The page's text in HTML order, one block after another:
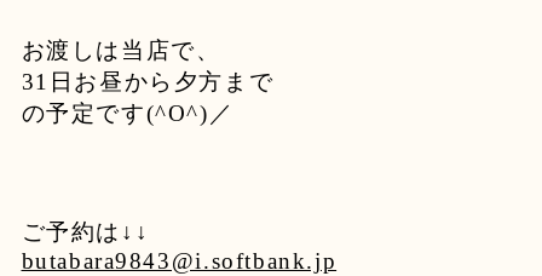
お渡しは当店で、
31日お昼から夕方まで
の予定です(^O^)／
ご予約は↓↓
butabara9843@i.softbank.jp